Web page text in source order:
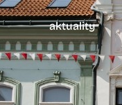
aktuality